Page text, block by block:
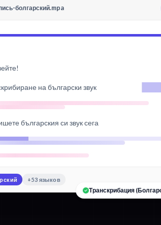
болгарский.mpa
на български звук
българския си звук сега
+53 языков
Транскрибация